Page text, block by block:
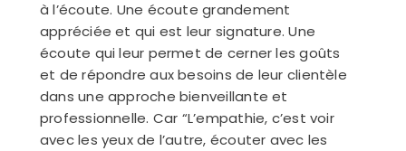
à l’écoute. Une écoute grandement
appréciée et qui est leur signature. Une
écoute qui leur permet de cerner les goûts
et de répondre aux besoins de leur clientèle
dans une approche bienveillante et
professionnelle. Car “L’empathie, c’est voir
avec les yeux de l’autre, écouter avec les